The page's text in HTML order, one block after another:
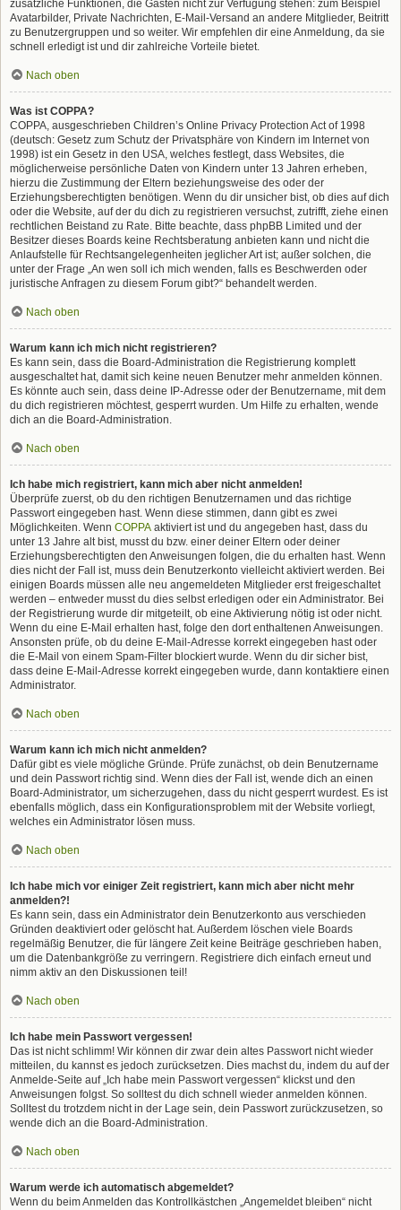
zusätzliche Funktionen, die Gästen nicht zur Verfügung stehen: zum Beispiel
Avatarbilder, Private Nachrichten, E-Mail-Versand an andere Mitglieder, Beitritt
zu Benutzergruppen und so weiter. Wir empfehlen dir eine Anmeldung, da sie
schnell erledigt ist und dir zahlreiche Vorteile bietet.
Nach oben
Was ist COPPA?
COPPA, ausgeschrieben Children’s Online Privacy Protection Act of 1998
(deutsch: Gesetz zum Schutz der Privatsphäre von Kindern im Internet von
1998) ist ein Gesetz in den USA, welches festlegt, dass Websites, die
möglicherweise persönliche Daten von Kindern unter 13 Jahren erheben,
hierzu die Zustimmung der Eltern beziehungsweise des oder der
Erziehungsberechtigten benötigen. Wenn du dir unsicher bist, ob dies auf dich
oder die Website, auf der du dich zu registrieren versuchst, zutrifft, ziehe einen
rechtlichen Beistand zu Rate. Bitte beachte, dass phpBB Limited und der
Besitzer dieses Boards keine Rechtsberatung anbieten kann und nicht die
Anlaufstelle für Rechtsangelegenheiten jeglicher Art ist; außer solchen, die
unter der Frage „An wen soll ich mich wenden, falls es Beschwerden oder
juristische Anfragen zu diesem Forum gibt?“ behandelt werden.
Nach oben
Warum kann ich mich nicht registrieren?
Es kann sein, dass die Board-Administration die Registrierung komplett
ausgeschaltet hat, damit sich keine neuen Benutzer mehr anmelden können.
Es könnte auch sein, dass deine IP-Adresse oder der Benutzername, mit dem
du dich registrieren möchtest, gesperrt wurden. Um Hilfe zu erhalten, wende
dich an die Board-Administration.
Nach oben
Ich habe mich registriert, kann mich aber nicht anmelden!
Überprüfe zuerst, ob du den richtigen Benutzernamen und das richtige
Passwort eingegeben hast. Wenn diese stimmen, dann gibt es zwei
Möglichkeiten. Wenn COPPA aktiviert ist und du angegeben hast, dass du
unter 13 Jahre alt bist, musst du bzw. einer deiner Eltern oder deiner
Erziehungsberechtigten den Anweisungen folgen, die du erhalten hast. Wenn
dies nicht der Fall ist, muss dein Benutzerkonto vielleicht aktiviert werden. Bei
einigen Boards müssen alle neu angemeldeten Mitglieder erst freigeschaltet
werden – entweder musst du dies selbst erledigen oder ein Administrator. Bei
der Registrierung wurde dir mitgeteilt, ob eine Aktivierung nötig ist oder nicht.
Wenn du eine E-Mail erhalten hast, folge den dort enthaltenen Anweisungen.
Ansonsten prüfe, ob du deine E-Mail-Adresse korrekt eingegeben hast oder
die E-Mail von einem Spam-Filter blockiert wurde. Wenn du dir sicher bist,
dass deine E-Mail-Adresse korrekt eingegeben wurde, dann kontaktiere einen
Administrator.
Nach oben
Warum kann ich mich nicht anmelden?
Dafür gibt es viele mögliche Gründe. Prüfe zunächst, ob dein Benutzername
und dein Passwort richtig sind. Wenn dies der Fall ist, wende dich an einen
Board-Administrator, um sicherzugehen, dass du nicht gesperrt wurdest. Es ist
ebenfalls möglich, dass ein Konfigurationsproblem mit der Website vorliegt,
welches ein Administrator lösen muss.
Nach oben
Ich habe mich vor einiger Zeit registriert, kann mich aber nicht mehr
anmelden?!
Es kann sein, dass ein Administrator dein Benutzerkonto aus verschieden
Gründen deaktiviert oder gelöscht hat. Außerdem löschen viele Boards
regelmäßig Benutzer, die für längere Zeit keine Beiträge geschrieben haben,
um die Datenbankgröße zu verringern. Registriere dich einfach erneut und
nimm aktiv an den Diskussionen teil!
Nach oben
Ich habe mein Passwort vergessen!
Das ist nicht schlimm! Wir können dir zwar dein altes Passwort nicht wieder
mitteilen, du kannst es jedoch zurücksetzen. Dies machst du, indem du auf der
Anmelde-Seite auf „Ich habe mein Passwort vergessen“ klickst und den
Anweisungen folgst. So solltest du dich schnell wieder anmelden können.
Solltest du trotzdem nicht in der Lage sein, dein Passwort zurückzusetzen, so
wende dich an die Board-Administration.
Nach oben
Warum werde ich automatisch abgemeldet?
Wenn du beim Anmelden das Kontrollkästchen „Angemeldet bleiben“ nicht